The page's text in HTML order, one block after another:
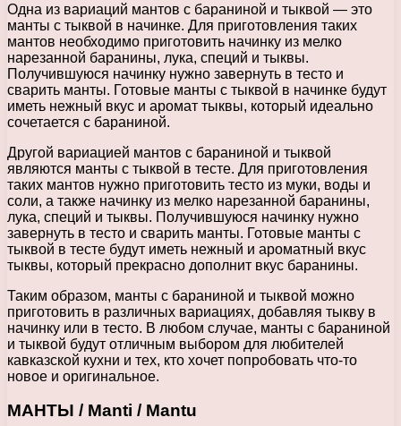
Одна из вариаций мантов с бараниной и тыквой — это
манты с тыквой в начинке. Для приготовления таких
мантов необходимо приготовить начинку из мелко
нарезанной баранины, лука, специй и тыквы.
Получившуюся начинку нужно завернуть в тесто и
сварить манты. Готовые манты с тыквой в начинке будут
иметь нежный вкус и аромат тыквы, который идеально
сочетается с бараниной.
Другой вариацией мантов с бараниной и тыквой
являются манты с тыквой в тесте. Для приготовления
таких мантов нужно приготовить тесто из муки, воды и
соли, а также начинку из мелко нарезанной баранины,
лука, специй и тыквы. Получившуюся начинку нужно
завернуть в тесто и сварить манты. Готовые манты с
тыквой в тесте будут иметь нежный и ароматный вкус
тыквы, который прекрасно дополнит вкус баранины.
Таким образом, манты с бараниной и тыквой можно
приготовить в различных вариациях, добавляя тыкву в
начинку или в тесто. В любом случае, манты с бараниной
и тыквой будут отличным выбором для любителей
кавказской кухни и тех, кто хочет попробовать что-то
новое и оригинальное.
МАНТЫ / Manti / Mantu